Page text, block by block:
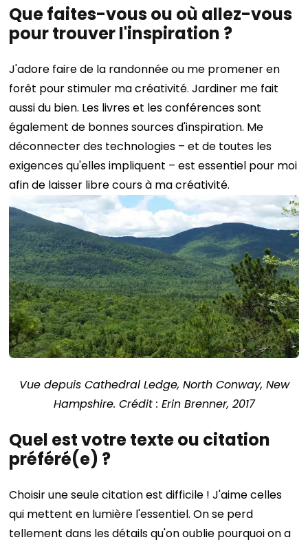
Que faites-vous ou où allez-vous
pour trouver l'inspiration ?
J'adore faire de la randonnée ou me promener en
forêt pour stimuler ma créativité. Jardiner me fait
aussi du bien. Les livres et les conférences sont
également de bonnes sources d'inspiration. Me
déconnecter des technologies – et de toutes les
exigences qu'elles impliquent – ​​est essentiel pour moi
afin de laisser libre cours à ma créativité.
Vue depuis Cathedral Ledge, North Conway, New
Hampshire. Crédit : Erin Brenner, 2017
Quel est votre texte ou citation
préféré(e) ?
Choisir une seule citation est difficile ! J'aime celles
qui mettent en lumière l'essentiel. On se perd
tellement dans les détails qu'on oublie pourquoi on a